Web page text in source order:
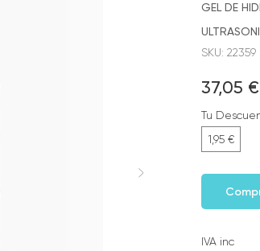
GEL DE
SKU: 22359
37,05 €
Tu
1,95 €
IVA inc